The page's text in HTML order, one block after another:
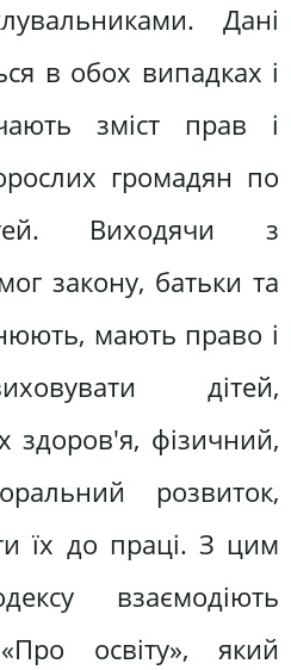
Дані
в обох випадках і
зміст прав і
громадян по
Виходячи з
закону, батьки та
мають право і
дітей,
здоров'я, фізичний,
розвиток,
їх до праці. З цим
взаємодіють
освіту», який